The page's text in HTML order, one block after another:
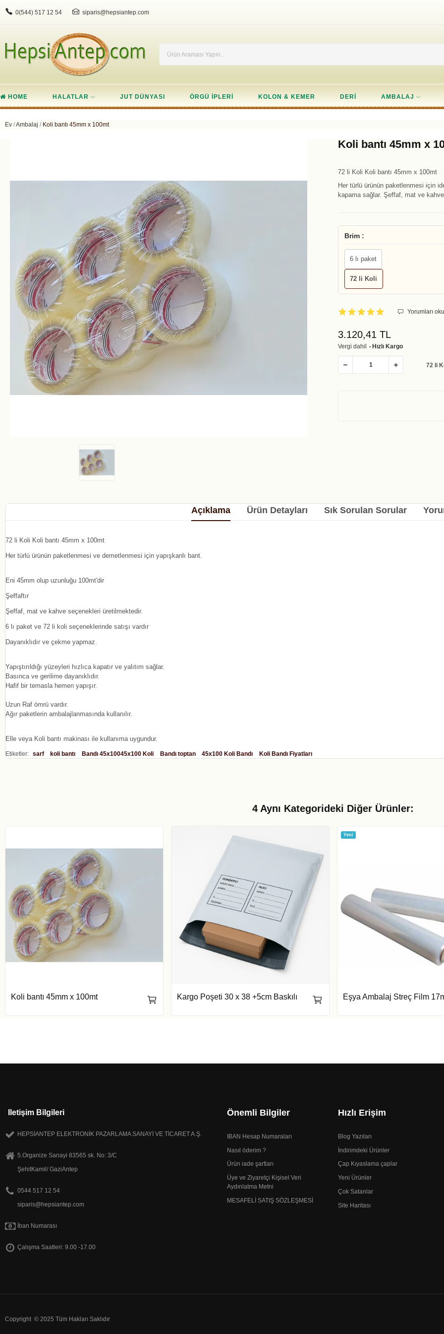
0(544) 517 12 54 siparis@hepsiantep.com
HOME HALATLAR JUT DÜNYASI ÖRGÜ IPLERI KOLON & KEMER DERI AMBALAJ
Ev Ambalaj Koli bantı 45mm x 100mt
Koli bantı 45mm x
72 li Koli Koli bantı 45mm x 100mt
Her türlü ürünün paketlenmesi için
kapama sağlar. Şeffaf, mat ve
Brim :
6 lı paket
72 li Koli
Yorumları
3.120,41 TL
Vergi dahil Hızlı Kargo
72 li
Açıklama Ürün Detayları Sık Sorulan Sorular
72 li Koli Koli bantı 45mm x 100mt
Her türlü ürünün paketlenmesi ve demetlenmesi için yapışkanlı bant.
Eni 45mm olup uzunluğu 100mt'dir
Şeffaftır
Şeffaf, mat ve kahve seçenekleri üretilmektedir.
6 lı paket ve 72 li koli seçeneklerinde satışı vardır
Dayanıklıdır ve çekme yapmaz.
Yapıştırıldığı yüzeyleri hızlıca kapatır ve yalıtım sağlar.
Basınca ve gerilime dayanıklıdır.
Hafif bir temasla hemen yapışır.
Uzun Raf ömrü vardır.
Ağır paketlerin ambalajlanmasında kullanılır.
Elle veya Koli bantı makinası ile kullanıma uygundur.
Etiketler: sarf koli bantı Bandı 45x10045x100 Koli Bandı toptan 45x100 Koli Bandı Koli Bandı Fiyatları
4 Aynı Kategorideki Diğer Ürünler:
Koli bantı 45mm x 100mt Kargo Poşeti 30 x 38 +5cm Baskılı
Yeni
Iletişim Bilgileri
HEPSİANTEP ELEKTRONİK PAZARLAMA SANAYİ VE TİCARET A.Ş.
5.Organize Sanayi 83565 sk. No: 3/C
ŞehitKamil/ GaziAntep
0544 517 12 54
siparis@hepsiantep.com
İban Numarası
Çalışma Saatleri: 9.00 -17.00
Önemli Bilgiler
IBAN Hesap Numaraları
Nasıl öderim ?
Ürün iade şartları
Üye ve Ziyaretçi Kişisel Veri
Aydınlatma Metni
MESAFELİ SATIŞ SÖZLEŞMESİ
Hızlı Erişim
Blog Yazıları
İndirimdeki Ürünler
Çap Kıyaslama çaplar
Yeni Ürünler
Çok Satanlar
Site Haritası
Copyright © 2025 Tüm Hakları Saklıdır